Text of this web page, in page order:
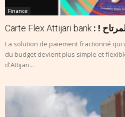
Finance
Carte Flex Attijari bank
La solution de paiement fractionné qui
du budget devient plus simple et
d'Attijari...